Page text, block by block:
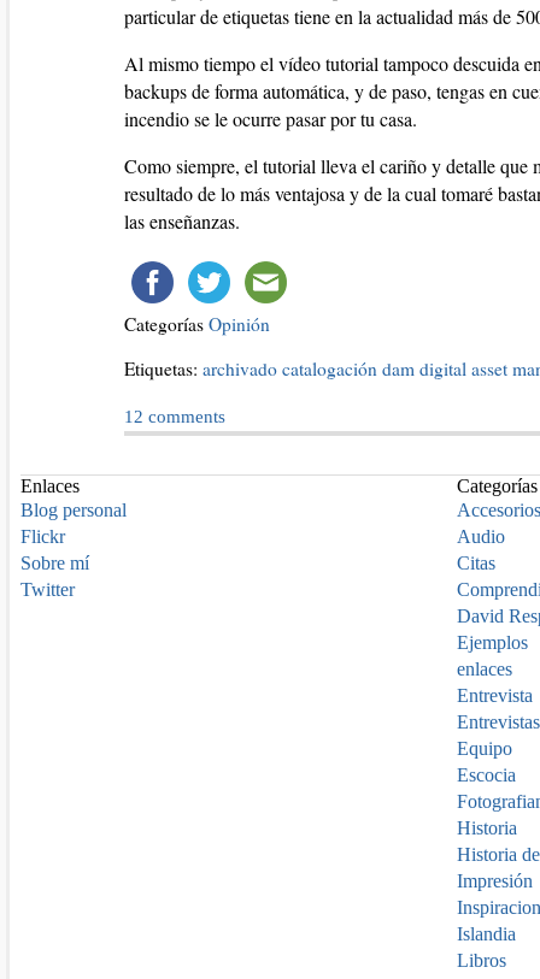
particular de etiquetas tiene en la actualidad más de
Al mismo tiempo el vídeo tutorial tampoco descuida
backups de forma automática, y de paso, tengas en
incendio se le ocurre pasar por tu casa.
Como siempre, el tutorial lleva el cariño y detalle que
resultado de lo más ventajosa y de la cual tomaré
las enseñanzas.
Categorías Opinión
Etiquetas: archivado catalogación dam digital asset
12 comments
Enlaces
Blog personal
Flickr
Sobre mí
Twitter
Categorías
Accesorios
Audio
Citas
David
Ejemplos
enlaces
Entrevista
Entrevistas
Equipo
Escocia
Historia
Historia
Impresión
Islandia
Libros